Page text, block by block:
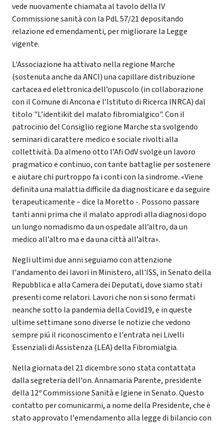
vede nuovamente chiamata al tavolo della IV
Commissione sanità con la PdL 57/21 depositando
relazione ed emendamenti, per migliorare la Legge
vigente.
L'Associazione ha attivato nella regione Marche
(sostenuta anche da ANCI) una capillare distribuzione
cartacea ed elettronica dell’opuscolo (in collaborazione
con il Comune di Ancona e l'Istituto di Ricerca INRCA) dal
titolo "L’identikit del malato fibromialgico". Con il
patrocinio del Consiglio regione Marche sta svolgendo
seminari di carattere medico e sociale rivolti alla
collettività. Da almeno otto l’Afi OdV svolge un lavoro
pragmatico e continuo, con tante battaglie per sostenere
e aiutare chi purtroppo fa i conti con la sindrome. «Viene
definita una malattia difficile da diagnosticare e da seguire
terapeuticamente – dice la Moretto -. Possono passare
tanti anni prima che il malato approdi alla diagnosi dopo
un lungo nomadismo da un ospedale all’altro, da un
medico all’altro ma e da una città all’altra».
Negli ultimi due anni seguiamo con attenzione
l'andamento dei lavori in Ministero, all'ISS, in Senato della
Repubblica e alla Camera dei Deputati, dove siamo stati
presenti come relatori. Lavori che non si sono fermati
neanche sotto la pandemia della Covid19, e in queste
ultime settimane sono diverse le notizie che vedono
sempre piú il riconoscimento e l'entrata nei Livelli
Essenziali di Assistenza (LEA) della Fibromialgia.
Nella giornata del 21 dicembre sono stata contattata
dalla segreteria dell'on. Annamaria Parente, presidente
della 12º Commissione Sanità e Igiene in Senato. Questo
contatto per comunicarmi, a nome della Presidente, che è
stato approvato l'emendamento alla legge di bilancio con